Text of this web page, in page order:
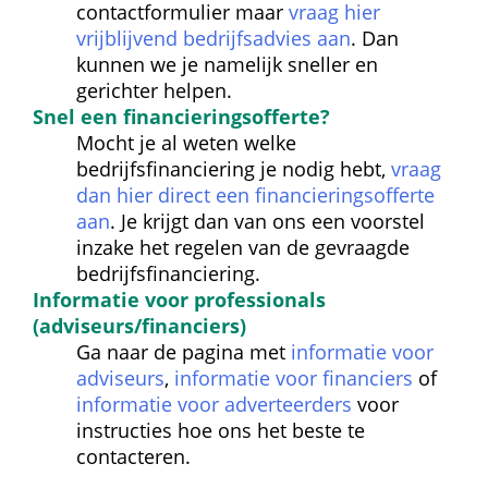
contactformulier maar vraag hier
vrijblijvend bedrijfsadvies aan. Dan
kunnen we je namelijk sneller en
gerichter helpen.
Snel een financieringsofferte?
Mocht je al weten welke
bedrijfsfinanciering je nodig hebt, vraag
dan hier direct een financieringsofferte
aan. Je krijgt dan van ons een voorstel
inzake het regelen van de gevraagde
bedrijfsfinanciering.
Informatie voor professionals
(adviseurs/financiers)
Ga naar de pagina met informatie voor
adviseurs, informatie voor financiers of
informatie voor adverteerders voor
instructies hoe ons het beste te
contacteren.